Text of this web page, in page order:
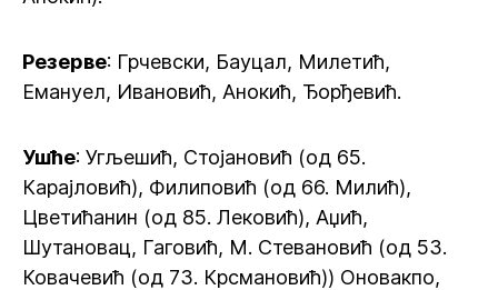
Резерве: Грчевски, Бауцал, Милетић,
Емануел, Ивановић, Анокић, Ђорђевић.
Ушће: Угљешић, Стојановић (од 65.
Карајловић), Филиповић (од 66. Милић),
Цветићанин (од 85. Лековић), Аџић,
Шутановац, Гаговић, М. Стевановић (од 53.
Ковачевић (од 73. Крсмановић)) Оновакпо,